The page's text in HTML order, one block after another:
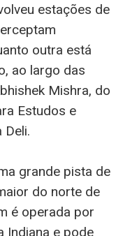
estações de
outra está
ao largo das
Mishra, do
Estudos e
Deli.
grande pista de
do norte de
é operada por
Indiana e pode